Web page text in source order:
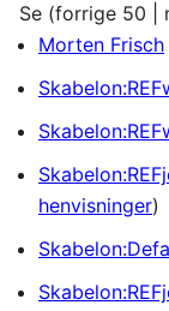
Se (forrige 50
Morten Frisch
henvisninger)